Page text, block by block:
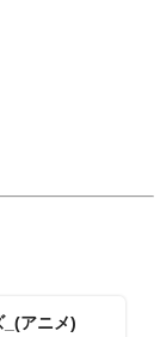
_(アニメ)